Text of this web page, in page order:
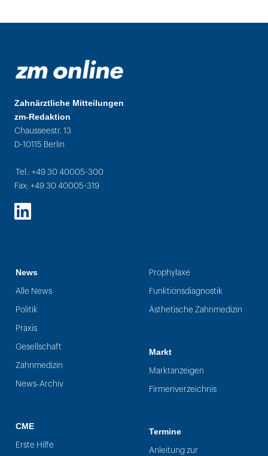
Zahnärztliche Mitteilungen
zm-Redaktion
Chausseestr. 13
D-10115 Berlin
Tel.: +49 30 40005-300
Fax: +49 30 40005-319
LinkedIn
News
Alle News
Politik
Praxis
Gesellschaft
Zahnmedizin
News-Archiv
CME
Erste Hilfe
Prophylaxe
Funktionsdiagnostik
Ästhetische Zahnmedizin
Markt
Marktanzeigen
Firmenverzeichnis
Termine
Anleitung zur